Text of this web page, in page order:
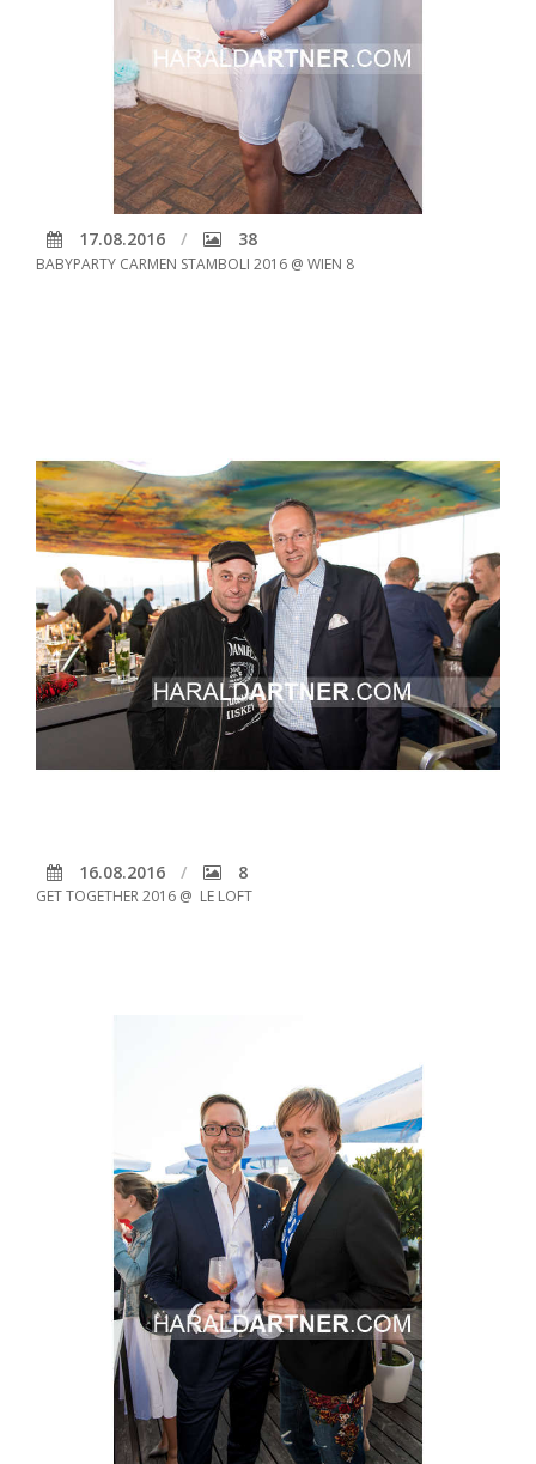
17.08.2016 38
BABYPARTY CARMEN STAMBOLI 2016 @ WIEN 8
16.08.2016 8
GET TOGETHER 2016 @ LE LOFT